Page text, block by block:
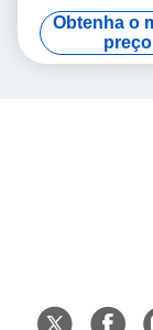
HME/
Obtenha o
preço